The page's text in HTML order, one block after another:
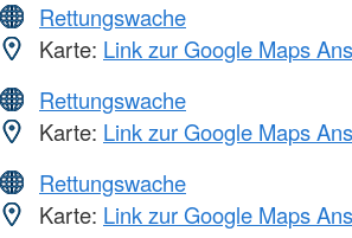
Rettungswache
Karte: Link zur Google Maps
Rettungswache
Karte: Link zur Google Maps
Rettungswache
Karte: Link zur Google Maps